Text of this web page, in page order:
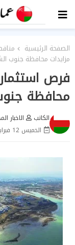
الصفحة الرئيسية
مزايدات محافظة جنوب
محافظة
الكاتب
الاخبار
الخميس 12 فبراير 2026